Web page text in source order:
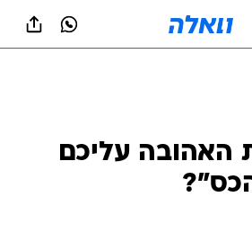
האהובה עליכם